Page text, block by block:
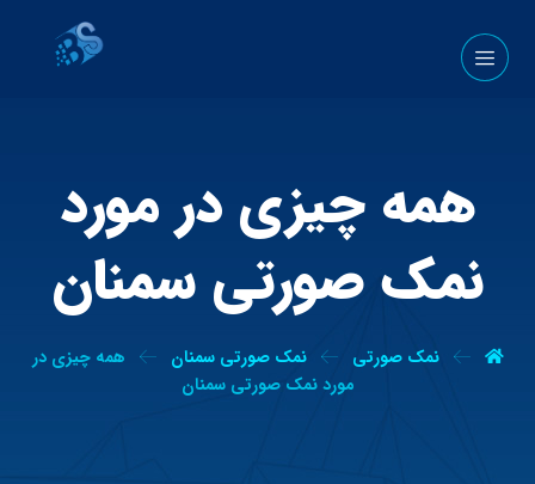
همه چیزی در مورد
نمک صورتی سمنان
نمک صورتی نمک صورتی سمنان
همه چیزی در
مورد نمک صورتی سمنان